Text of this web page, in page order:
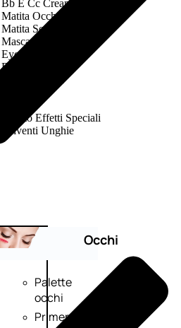
Bb E Cc Cream
Matita Occhi
Matita Sopracciglia
Mascara
Eyeliner
Rossetto
Matita Labbra
Smalto Effetti Speciali
Solventi Unghie
Occhi
Palette
occhi
Primer